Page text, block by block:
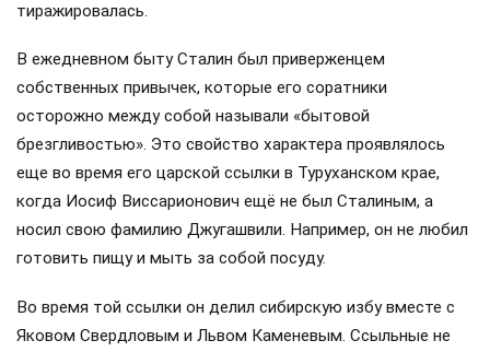
тиражировалась.
В ежедневном быту Сталин был приверженцем
собственных привычек, которые его соратники
осторожно между собой называли «бытовой
брезгливостью». Это свойство характера проявлялось
еще во время его царской ссылки в Туруханском крае,
когда Иосиф Виссарионович ещё не был Сталиным, а
носил свою фамилию Джугашвили. Например, он не любил
готовить пищу и мыть за собой посуду.
Во время той ссылки он делил сибирскую избу вместе с
Яковом Свердловым и Львом Каменевым. Ссыльные не